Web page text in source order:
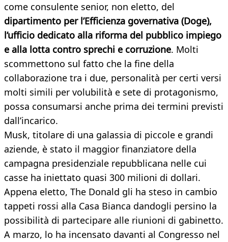
come consulente senior, non eletto, del
dipartimento per l’Efficienza governativa (Doge),
l’ufficio dedicato alla riforma del pubblico impiego
e alla lotta contro sprechi e corruzione. Molti
scommettono sul fatto che la fine della
collaborazione tra i due, personalità per certi versi
molti simili per volubilità e sete di protagonismo,
possa consumarsi anche prima dei termini previsti
dall’incarico.
Musk, titolare di una galassia di piccole e grandi
aziende, è stato il maggior finanziatore della
campagna presidenziale repubblicana nelle cui
casse ha iniettato quasi 300 milioni di dollari.
Appena eletto, The Donald gli ha steso in cambio
tappeti rossi alla Casa Bianca dandogli persino la
possibilità di partecipare alle riunioni di gabinetto.
A marzo, lo ha incensato davanti al Congresso nel